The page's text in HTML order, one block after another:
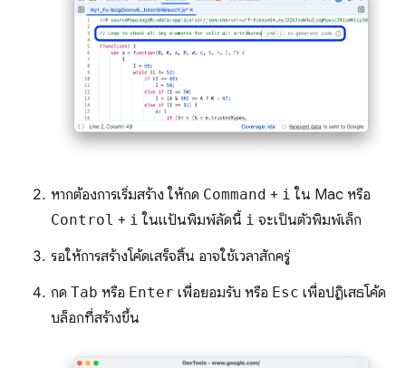
หากต้องการเริ่มสร้าง ให้กด Command + i ใน Mac หรือ
Control + i ในแป้นพิมพ์ลัดนี้ i จะเป็นตัวพิมพ์เล็ก
รอให้การสร้างโค้ดเสร็จสิ้น อาจใช้เวลาสักครู่
กด Tab หรือ Enter เพื่อยอมรับ หรือ Esc เพื่อปฏิเสธโค้ด
บล็อกที่สร้างขึ้น